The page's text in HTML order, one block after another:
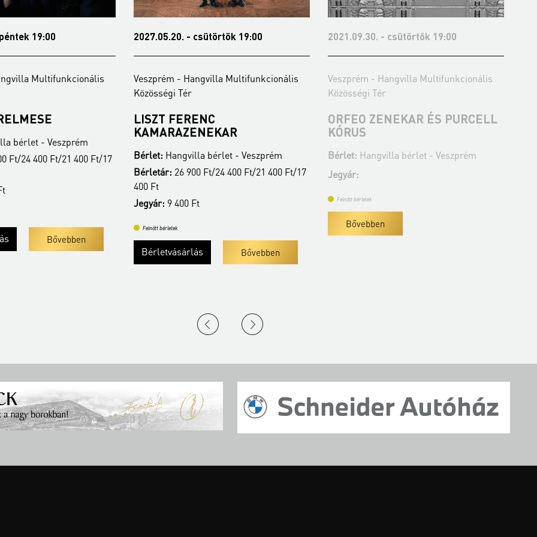
2027.05.20. - csütörtök 19:00
Veszprém - Hangvilla Multifunkcionális
LISZT FERENC
Bérlet: Hangvilla bérlet - Veszprém
26 900 Ft/24 400 Ft/21 400 Ft/17
400 Ft
Felnőtt bérletek
Bérletvásárlás Bővebben
2021.09.30. - csütörtök 19:00
Veszprém - Hangvilla Multifunkcionális
ORFEO ZENEKAR ÉS PURCELL
KÓRUS
Bérlet:Hangvilla bérlet - Veszprém
Jegyár:
2021.12.15. - szerda 19:00
Veszprém - Hangvilla
BUDAPESTI
Bérlet:Hangvilla bérlet -